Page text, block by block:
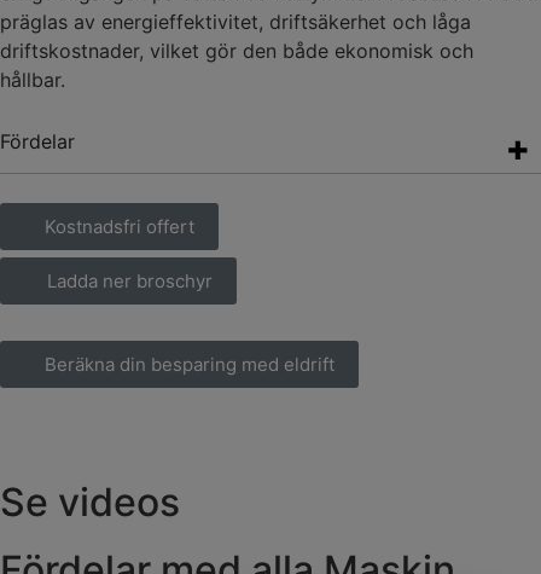
präglas av energieffektivitet, driftsäkerhet och låga
driftskostnader, vilket gör den både ekonomisk och
hållbar.
Fördelar
Kostnadsfri offert
Ladda ner broschyr
Beräkna din besparing med eldrift
Se videos